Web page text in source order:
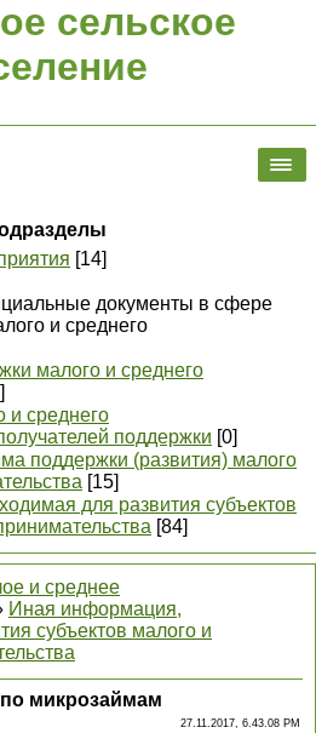
сельское
[14]
документы в сфере
и среднего
малого и среднего
и среднего
поддержки [0]
поддержки (развития) малого
[15]
для развития субъектов
[84]
и среднее
Иная информация,
субъектов малого и
микрозаймам
27.11.2017, 6.43.08 PM